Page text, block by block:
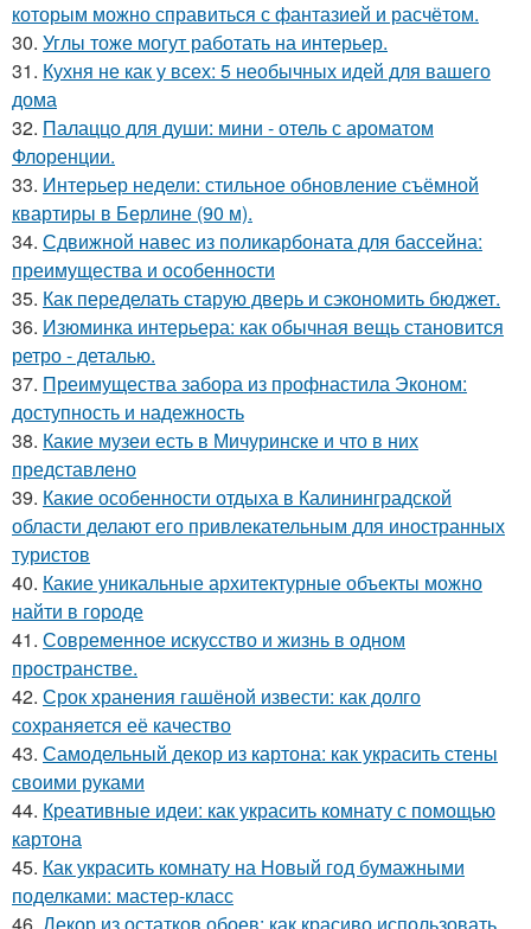
которым можно справиться с фантазией и расчётом.
30. Углы тоже могут работать на интерьер.
31. Кухня не как у всех: 5 необычных идей для вашего
дома
32. Палаццо для души: мини - отель с ароматом
Флоренции.
33. Интерьер недели: стильное обновление съёмной
квартиры в Берлине (90 м).
34. Сдвижной навес из поликарбоната для бассейна:
преимущества и особенности
35. Как переделать старую дверь и сэкономить бюджет.
36. Изюминка интерьера: как обычная вещь становится
ретро - деталью.
37. Преимущества забора из профнастила Эконом:
доступность и надежность
38. Какие музеи есть в Мичуринске и что в них
представлено
39. Какие особенности отдыха в Калининградской
области делают его привлекательным для иностранных
туристов
40. Какие уникальные архитектурные объекты можно
найти в городе
41. Современное искусство и жизнь в одном
пространстве.
42. Срок хранения гашёной извести: как долго
сохраняется её качество
43. Самодельный декор из картона: как украсить стены
своими руками
44. Креативные идеи: как украсить комнату с помощью
картона
45. Как украсить комнату на Новый год бумажными
поделками: мастер-класс